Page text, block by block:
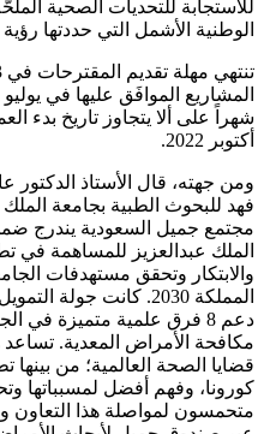
للاستجابة للتحديات الصحية
الوطنية الأشمل التي حددتها رؤية
أكتوبر 2022.
ومن جهته، قال الأستاذ الدكتور
فهد للبحوث الطبية بجامعة
مجتمع جميل السعودية يندرج
الملك عبدالعزيز للمساهمة في
والابتكار وتحقق مستهدفات
المملكة 2030. كانت جولة
دعم 8 فرق علمية متميزة في
مكافحة الأمراض المعدية.
قضايا الصحة العالمية؛ من بينها
كورونا، وفهم أفضل لمسبباتها
متحمسون لمواصلة هذا التعاون